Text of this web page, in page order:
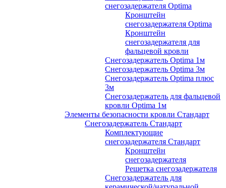
снегозадержателя Optima
Кронштейн
снегозадержателя Optima
Кронштейн
снегозадержателя для
фальцевой кровли
Снегозадержатель Optima 1м
Снегозадержатель Optima 3м
Снегозадержатель Optima плюс
3м
Снегозадержатель для фальцевой
кровли Optima 1м
Элементы безопасности кровли Стандарт
Снегозадержатель Стандарт
Комплектующие
снегозадержателя Стандарт
Кронштейн
снегозадержателя
Решетка снегозадержателя
Снегозадержатель для